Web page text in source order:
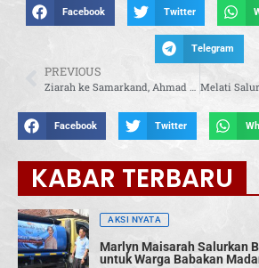
Facebook Twitter
Telegram
PREVIOUS
Facebook Twitter
KABAR TERBARU
AKSI NYATA
Marlyn Maisarah Salurkan
untuk Warga Babakan